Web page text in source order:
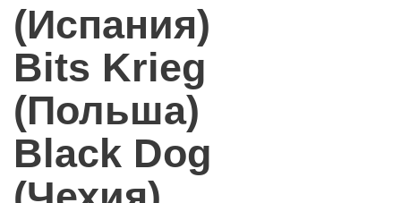
(Испания)
Bits Krieg
(Польша)
Black Dog